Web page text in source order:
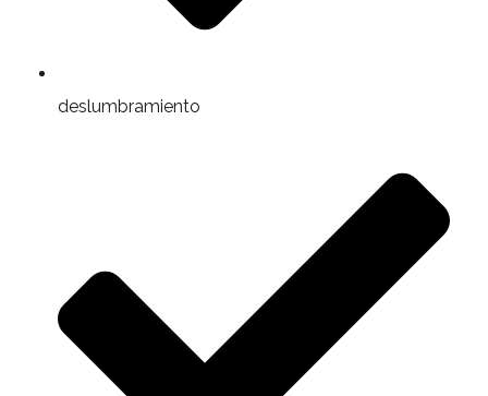
deslumbramiento